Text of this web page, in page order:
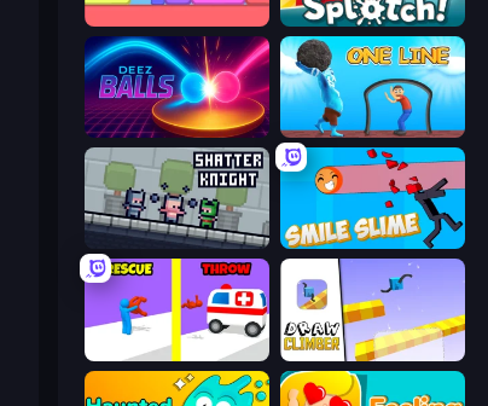
Splotch!
Deez Balls One Line
Shatter Knight Smile Slime
Rescue Throw Draw Climber